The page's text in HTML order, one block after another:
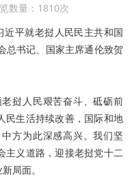
数量： 1810次
平就老挝人民民主共和国
总书记、国家主席通伦致贺
挝人民艰苦奋斗、砥砺前
民生活持续改善，国际和地
方为此深感高兴。我们坚
主义道路，迎接老挝党十二
局面。